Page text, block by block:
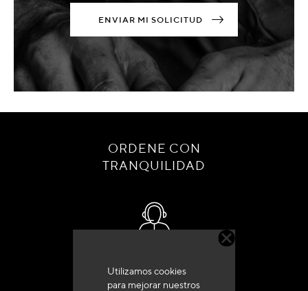
Utilizamos cookies
para mejorar nuestros
ENVIAR MI SOLICITUD
ORDENE CON
TRANQUILIDAD
+33 (0)4 79 72 62 22 Pulse 1